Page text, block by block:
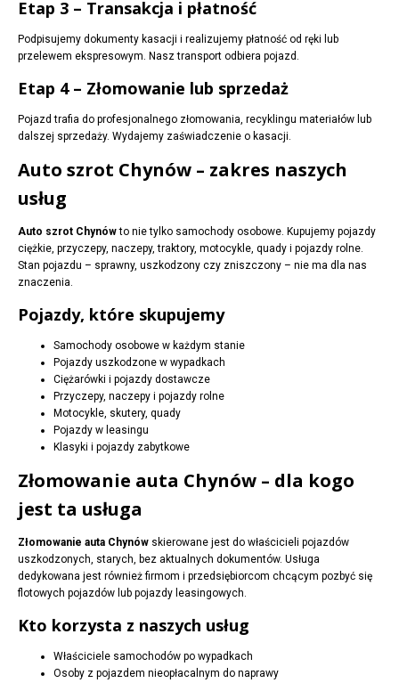
Etap 3 – Transakcja i płatność
Podpisujemy dokumenty kasacji i realizujemy płatność od ręki lub
przelewem ekspresowym. Nasz transport odbiera pojazd.
Etap 4 – Złomowanie lub sprzedaż
Pojazd trafia do profesjonalnego złomowania, recyklingu materiałów lub
dalszej sprzedaży. Wydajemy zaświadczenie o kasacji.
Auto szrot Chynów – zakres naszych
usług
Auto szrot Chynówto nie tylko samochody osobowe. Kupujemy pojazdy
ciężkie, przyczepy, naczepy, traktory, motocykle, quady i pojazdy rolne.
Stan pojazdu – sprawny, uszkodzony czy zniszczony – nie ma dla nas
znaczenia.
Pojazdy, które skupujemy
Samochody osobowe w każdym stanie
Pojazdy uszkodzone w wypadkach
Ciężarówki i pojazdy dostawcze
Przyczepy, naczepy i pojazdy rolne
Motocykle, skutery, quady
Pojazdy w leasingu
Klasyki i pojazdy zabytkowe
Złomowanie auta Chynów – dla kogo
jest ta usługa
Złomowanie auta Chynów skierowane jest do właścicieli pojazdów
uszkodzonych, starych, bez aktualnych dokumentów. Usługa
dedykowana jest również firmom i przedsiębiorcom chcącym pozbyć się
flotowych pojazdów lub pojazdy leasingowych.
Kto korzysta z naszych usług
Właściciele samochodów po wypadkach
Osoby z pojazdem nieopłacalnym do naprawy